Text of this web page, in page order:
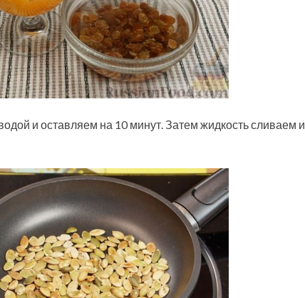
и оставляем на 10 минут. Затем жидкость сливаем и